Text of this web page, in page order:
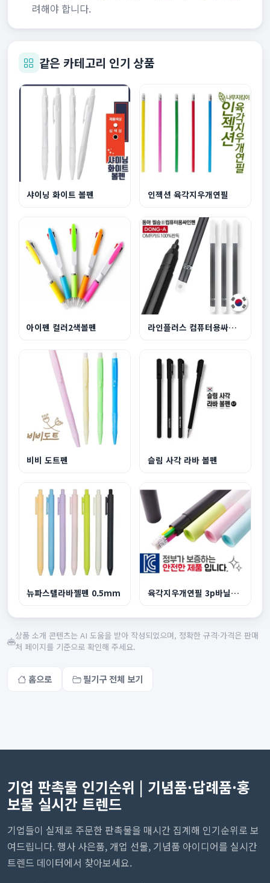
려해야 합니다.
같은 카테고리 인기 상품
샤이닝 화이트 볼펜 인젝션 육각지우개연필
아이펜 컬러2색볼펜 라인플러스 컴퓨터용싸인펜
비비 도트펜 슬림 사각 라바 볼펜
뉴파스텔라바젤펜 0.5mm 육각지우개연필 3p바닐라원통케이스
상품 소개 콘텐츠는 AI 도움을 받아 작성되었으며, 정확한 규격·가격은 판매
처 페이지를 기준으로 확인해 주세요.
홈으로 필기구 전체 보기
기업 판촉물 인기순위 | 기념품·답례품·홍
보물 실시간 트렌드
기업들이 실제로 주문한 판촉물을 매시간 집계해 인기순위로 보
여드립니다. 행사 사은품, 개업 선물, 기념품 아이디어를 실시간
트렌드 데이터에서 찾아보세요.